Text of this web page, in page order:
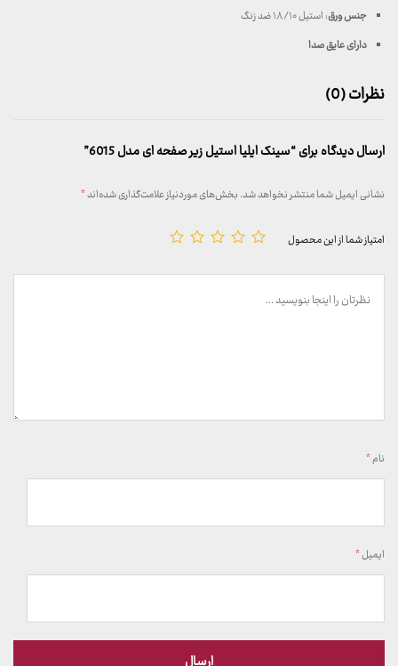
جنس ورق: استیل ۱۸/۱۰ ضد زنگ
دارای عایق صدا
نظرات (0)
ارسال دیدگاه برای “سینک ایلیا استیل زیر صفحه ای مدل 6015”
نشانی ایمیل شما منتشر نخواهد شد.بخش‌های موردنیاز علامت‌گذاری شده‌اند*
امتیاز شما از این محصول
نام*
ایمیل*